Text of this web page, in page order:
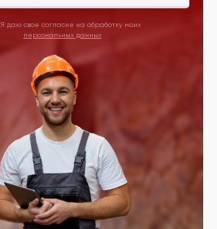
Я даю свое согласие на обработку моих
персональных данных